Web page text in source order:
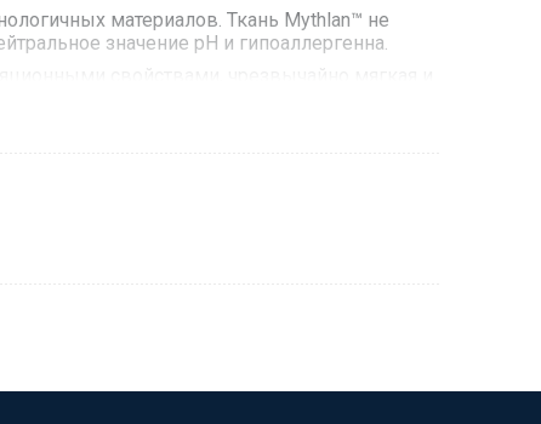
материалов. Ткань Mythlan™ не
значение pH и гипоаллергенна.
свойствами, чрезвычайно мягкая и